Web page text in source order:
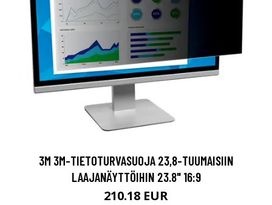
3M 3M-TIETOTURVASUOJA 23,8-TUUMAISIIN
LAAJANÄYTTÖIHIN 23.8" 16:9
210.18 EUR